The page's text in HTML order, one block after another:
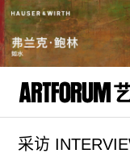
artguide
采访